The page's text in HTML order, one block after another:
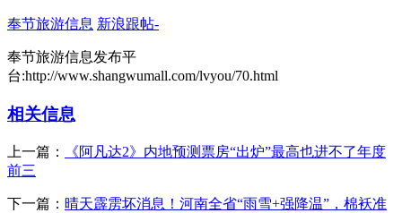
奉节旅游信息 新浪跟帖-
奉节旅游信息发布平
台:http://www.shangwumall.com/lvyou/70.html
相关信息
上一篇：
《阿凡达2》内地预测票房“出炉”最高也进不了年度
前三
下一篇： 晴天霹雳坏消息！河南全省“雨雪+强降温”，棉袄准